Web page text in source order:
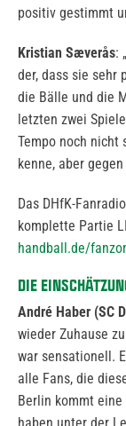
positiv gestimmt
Kristian Sæverås:
der, dass sie sehr
die Bälle und die
letzten zwei
Tempo noch nicht
kenne, aber
Das DHfK-
komplette Partie
handball.de/
DIE
André Haber (SC
wieder Zuhause
war sensationell.
alle Fans, die
Berlin kommt